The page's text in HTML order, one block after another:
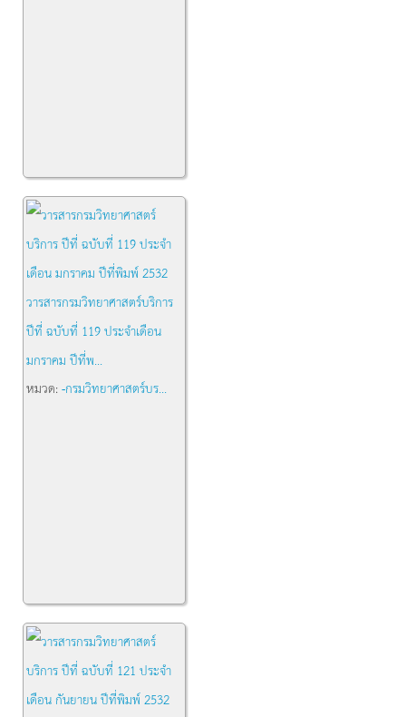
วารสารกรมวิทยาศาสตร์บริการ
ปีที่ ฉบับที่ 119 ประจำเดือน
มกราคม ปีที่พ...
หมวด:-กรมวิทยาศาสตร์บร...